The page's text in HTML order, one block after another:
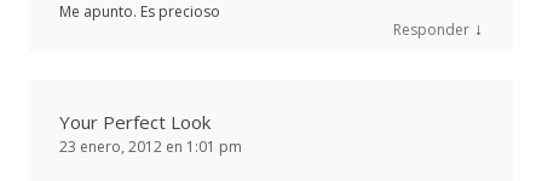
Me apunto. Es precioso
Responder ↓
Your Perfect Look
23 enero, 2012 en 1:01 pm